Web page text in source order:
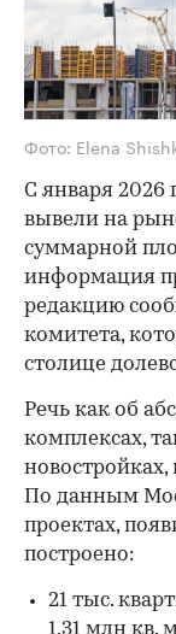
Фото: Elena
С января 2026
вывели на
суммарной
информация
редакцию
комитета,
столице
Речь как об
комплексах,
новостройках,
По данным
проектах,
построено:
21 тыс.
1,31 млн кв.